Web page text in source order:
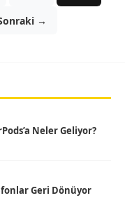
→
Neler Geliyor?
Geri Dönüyor